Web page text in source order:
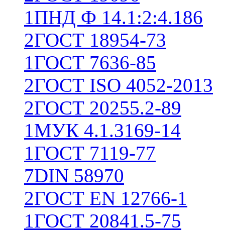
1ПНД Ф 14.1:2:4.186
2ГОСТ 18954-73
1ГОСТ 7636-85
2ГОСТ ISO 4052-2013
2ГОСТ 20255.2-89
1МУК 4.1.3169-14
1ГОСТ 7119-77
7DIN 58970
2ГОСТ EN 12766-1
1ГОСТ 20841.5-75